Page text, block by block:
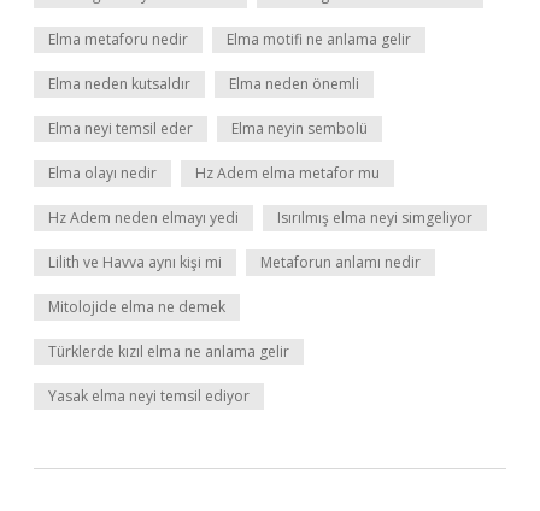
Elma metaforu nedir Elma motifi ne anlama gelir
Elma neden kutsaldır Elma neden önemli
Elma neyi temsil eder Elma neyin sembolü
Elma olayı nedir Hz Adem elma metafor mu
Hz Adem neden elmayı yedi Isırılmış elma neyi simgeliyor
Lilith ve Havva aynı kişi mi Metaforun anlamı nedir
Mitolojide elma ne demek
Türklerde kızıl elma ne anlama gelir
Yasak elma neyi temsil ediyor